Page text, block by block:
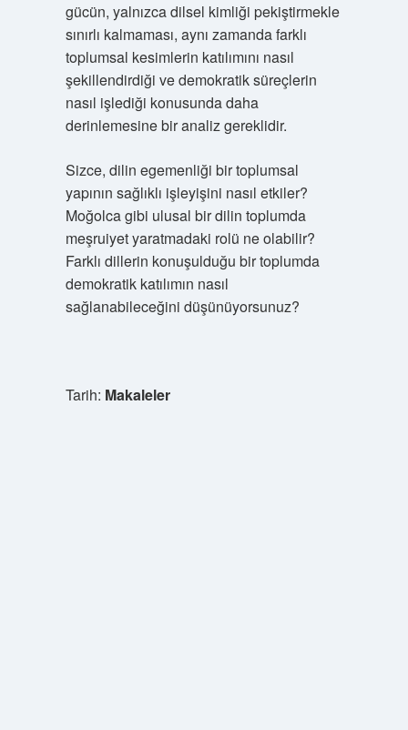
gücün, yalnızca dilsel kimliği pekiştirmekle
sınırlı kalmaması, aynı zamanda farklı
toplumsal kesimlerin katılımını nasıl
şekillendirdiği ve demokratik süreçlerin
nasıl işlediği konusunda daha
derinlemesine bir analiz gereklidir.
Sizce, dilin egemenliği bir toplumsal
yapının sağlıklı işleyişini nasıl etkiler?
Moğolca gibi ulusal bir dilin toplumda
meşruiyet yaratmadaki rolü ne olabilir?
Farklı dillerin konuşulduğu bir toplumda
demokratik katılımın nasıl
sağlanabileceğini düşünüyorsunuz?
Tarih: Makaleler